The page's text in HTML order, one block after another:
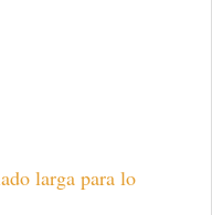
larga para lo